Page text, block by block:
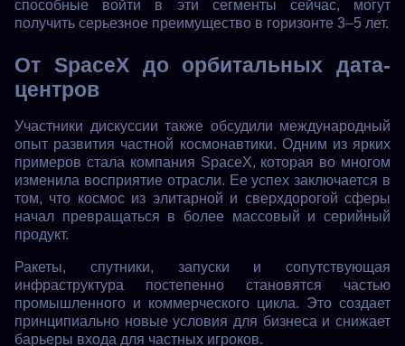
способные войти в эти сегменты сейчас, могут
получить серьезное преимущество в горизонте 3–5 лет.
От SpaceX до орбитальных дата-
центров
Участники дискуссии также обсудили международный
опыт развития частной космонавтики. Одним из ярких
примеров стала компания SpaceX, которая во многом
изменила восприятие отрасли. Ее успех заключается в
том, что космос из элитарной и сверхдорогой сферы
начал превращаться в более массовый и серийный
продукт.
Ракеты, спутники, запуски и сопутствующая
инфраструктура постепенно становятся частью
промышленного и коммерческого цикла. Это создает
принципиально новые условия для бизнеса и снижает
барьеры входа для частных игроков.